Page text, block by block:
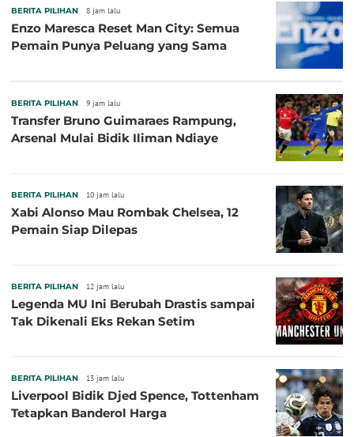
BERITA PILIHAN 8 jam lalu
Enzo Maresca Reset Man City: Semua
Pemain Punya Peluang yang Sama
BERITA PILIHAN 9 jam lalu
Transfer Bruno Guimaraes Rampung,
Arsenal Mulai Bidik Iliman Ndiaye
BERITA PILIHAN 10 jam lalu
Xabi Alonso Mau Rombak Chelsea, 12
Pemain Siap Dilepas
BERITA PILIHAN 12 jam lalu
Legenda MU Ini Berubah Drastis sampai
Tak Dikenali Eks Rekan Setim
BERITA PILIHAN 13 jam lalu
Liverpool Bidik Djed Spence, Tottenham
Tetapkan Banderol Harga